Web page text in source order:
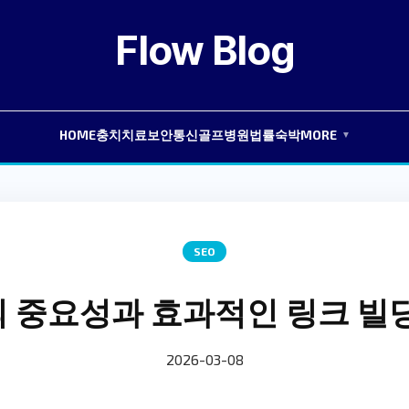
Flow Blog
HOME충치치료보안통신골프병원법률숙박MORE ▼
SEO
중요성과 효과적인 링크 빌
2026-03-08